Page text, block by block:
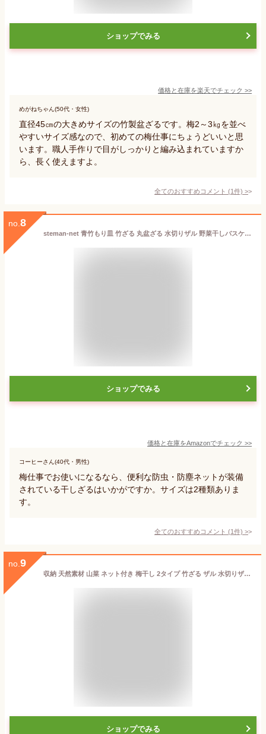
ショップでみる
価格と在庫を楽天でチェック >>
めがねちゃん(50代・女性)
直径45㎝の大きめサイズの竹製盆ざるです。梅2～3㎏を並べ
やすいサイズ感なので、初めての梅仕事にちょうどいいと思
います。職人手作りで目がしっかりと編み込まれていますか
ら、長く使えますよ。
全てのおすすめコメント (1件) >
no. 8
steman-net 青竹もり皿 竹ざる 丸盆ざる 水切りザル 野菜干しバスケット ネット付き 防虫 防塵 竹干しざる 梅ザル 食材乾燥 ネット付き竹干しざる 梅 ・椎・茸・芋・柿 （約直径30ＣＭ/直径40ＣＭ） (約直径30ＣＭ)
ショップでみる
価格と在庫をAmazonでチェック >>
コーヒーさん(40代・男性)
梅仕事でお使いになるなら、便利な防虫・防塵ネットが装備
されている干しざるはいかがですか。サイズは2種類ありま
す。
全てのおすすめコメント (1件) >
no. 9
収納 天然素材 山菜 ネット付き 梅干し 2タイプ 竹ざる ザル 水切りザル 竹ざる アウトドア 梅干し 角型 梅ざる ウメ 天日干し 丸型 干し野菜バスケット 竹かご 竹ざる 魚介 虫対策 竹ざる 干し野菜 漬物 盆ざる 通気 陰干し キャンプ 保存 使いやすい
ショップでみる